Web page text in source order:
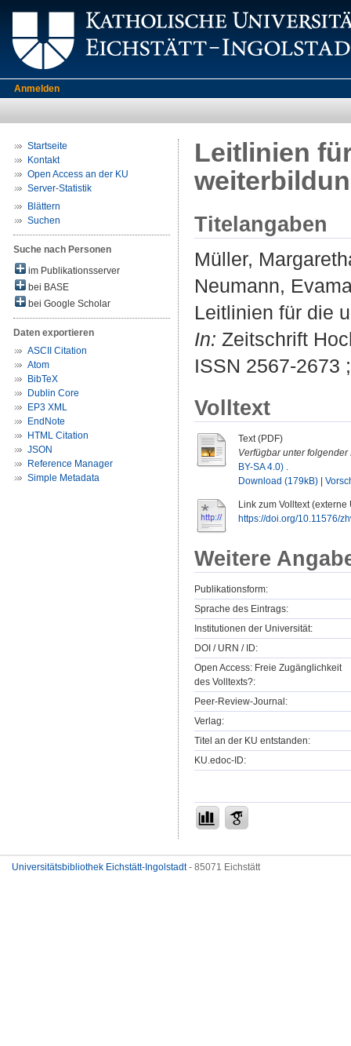
Anmelden
Startseite
Kontakt
Open Access an der KU
Server-Statistik
Blättern
Suchen
Suche nach Personen
im Publikationsserver
bei BASE
bei Google Scholar
Daten exportieren
ASCII Citation
Atom
BibTeX
Dublin Core
EP3 XML
EndNote
HTML Citation
JSON
Reference Manager
Simple Metadata
Leitlinien
Titelangaben
Müller,
Neumann,
Leitlinien für die
In: Zeitschrift
ISSN 2567-2673
Volltext
Text (PDF)
Verfügbar unter folgender
BY-SA 4.0) .
Download (179kB)
Link zum Volltext (externe
https://doi.org/10.11576/
Weitere
Publikationsform:
Sprache des Eintrags:
Institutionen der Universität:
DOI / URN / ID:
Open Access: Freie Zugänglichkeit
des Volltexts?:
Peer-Review-Journal:
Verlag:
Titel an der KU entstanden:
KU.edoc-ID:
Universitätsbibliothek Eichstätt-Ingolstadt- 85071 Eichstätt